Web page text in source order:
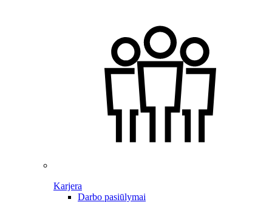
Karjera
Darbo pasiūlymai